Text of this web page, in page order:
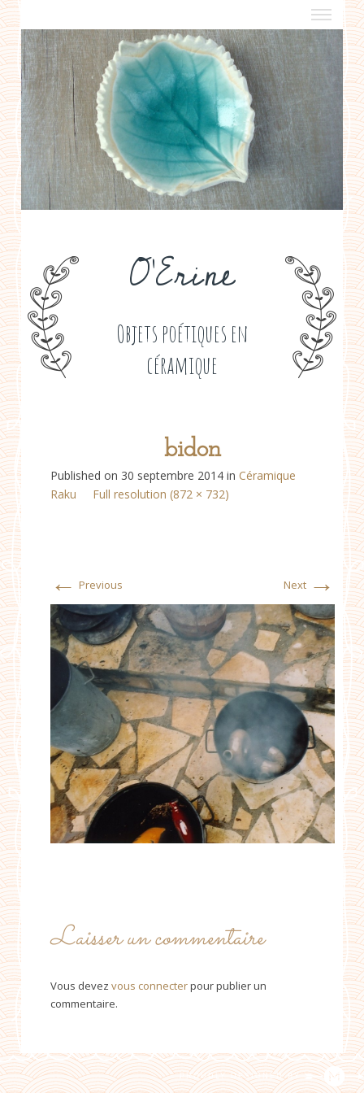
O'Erine
Objets poétiques en
céramique
a propos
boutiques de créateurs
contact
politique de confidentialité
bidon
Published on 30 septembre 2014 in Céramique
Raku
Full resolution (872 × 732)
← Previous Next →
Laisser un commentaire
Vous devez vous connecterpour publier un
commentaire.
PROUDLY DESIGNED BY